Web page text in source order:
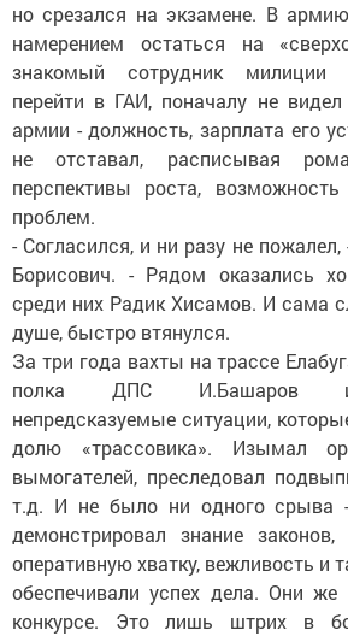
но срезался на экзамене. В
намерением остаться на
знакомый сотрудник милиции
перейти в ГАИ, поначалу не
армии - должность, зарплата его
не отставал, расписывая
перспективы роста,
проблем.
- Согласился, и ни разу не
Борисович. - Рядом оказались
среди них Радик Хисамов. И сама
душе, быстро втянулся.
За три года вахты на трассе
полка ДПС И.Башаров
непредсказуемые ситуации,
долю «трассовика». Изымал
вымогателей, преследовал
т.д. И не было ни одного срыва
демонстрировал знание законов,
оперативную хватку, вежливость и
обеспечивали успех дела. Они же
конкурсе. Это лишь штрих в